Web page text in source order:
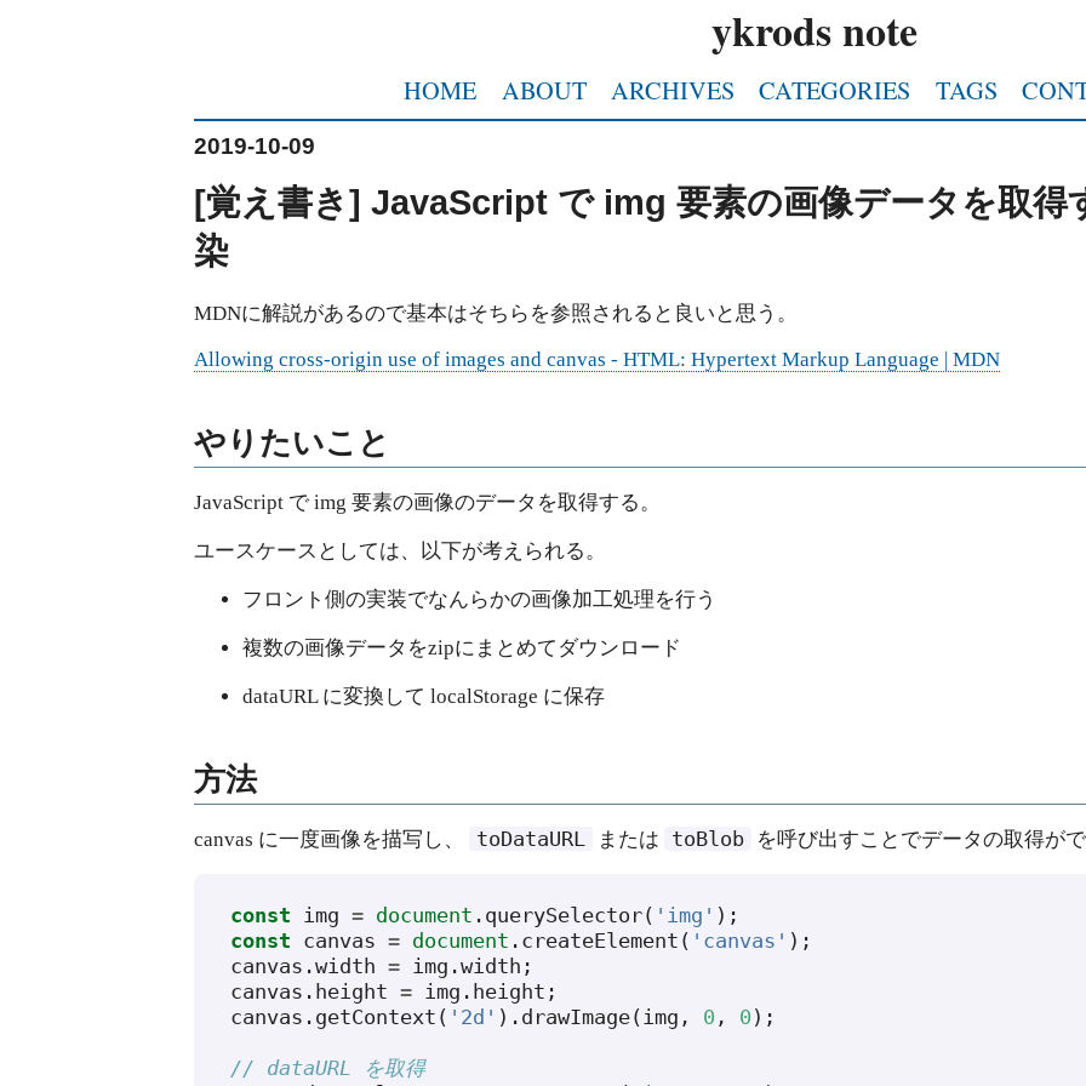
ykrods note
HOME ABOUT ARCHIVES CATEGORIES TAGS
2019-10-09
[覚え書き] JavaScript で img 要素の画像データを取得
染
MDNに解説があるので基本はそちらを参照されると良いと思う。
Allowing cross-origin use of images and canvas - HTML: Hypertext Markup Language | MDN
やりたいこと
JavaScript で img 要素の画像のデータを取得する。
ユースケースとしては、以下が考えられる。
フロント側の実装でなんらかの画像加工処理を行う
複数の画像データをzipにまとめてダウンロード
dataURL に変換して localStorage に保存
方法
canvas に一度画像を描写し、 toDataURL または toBlob を呼び出すことでデータの取得が
const img = document . querySelector( 'img' );
const canvas = document . createElement ( 'canvas' );
canvas .width = img .width ;
canvas . height = img . height ;
canvas . getContext ( '2d' ). drawImage( img , 0 , 0 );
// dataURL を取得